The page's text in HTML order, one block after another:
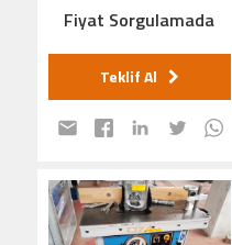
Fiyat Sorgulamada
Teklif Al